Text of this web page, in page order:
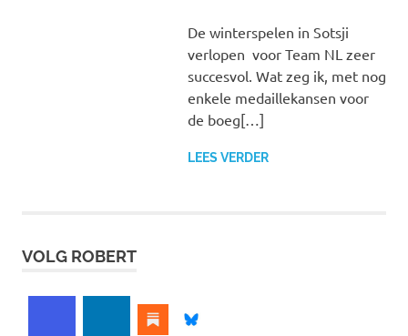
De winterspelen in Sotsji
verlopen voor Team NL zeer
succesvol. Wat zeg ik, met nog
enkele medaillekansen voor
de boeg[…]
LEES VERDER
VOLG ROBERT